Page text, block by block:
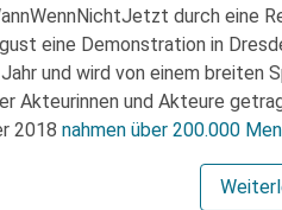
durch eine
eine Demonstration in
und wird von einem breiten
Akteurinnen und Akteure
2018 nahmen über 200.000